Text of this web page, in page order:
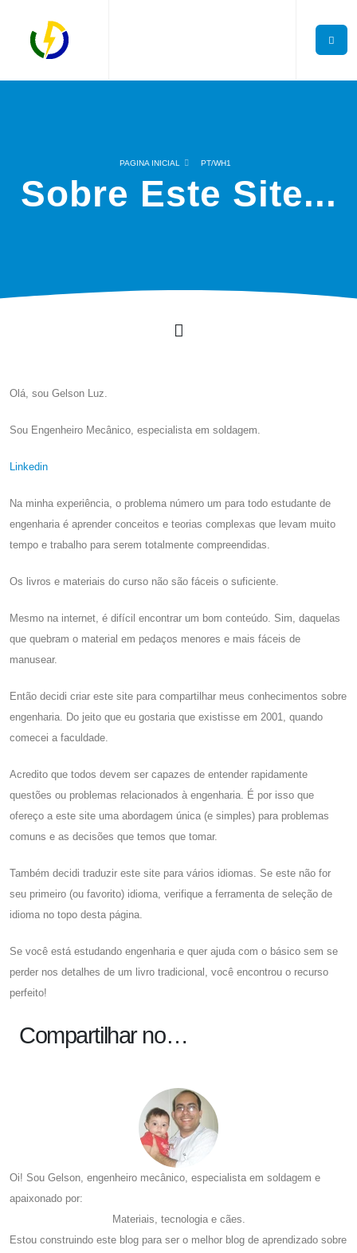
PAGINA INICIAL PT/WH1
Sobre Este Site...
Olá, sou Gelson Luz.
Sou Engenheiro Mecânico, especialista em soldagem.
Linkedin
Na minha experiência, o problema número um para todo estudante de
engenharia é aprender conceitos e teorias complexas que levam muito
tempo e trabalho para serem totalmente compreendidas.
Os livros e materiais do curso não são fáceis o suficiente.
Mesmo na internet, é difícil encontrar um bom conteúdo. Sim, daquelas
que quebram o material em pedaços menores e mais fáceis de
manusear.
Então decidi criar este site para compartilhar meus conhecimentos sobre
engenharia. Do jeito que eu gostaria que existisse em 2001, quando
comecei a faculdade.
Acredito que todos devem ser capazes de entender rapidamente
questões ou problemas relacionados à engenharia. É por isso que
ofereço a este site uma abordagem única (e simples) para problemas
comuns e as decisões que temos que tomar.
Também decidi traduzir este site para vários idiomas. Se este não for
seu primeiro (ou favorito) idioma, verifique a ferramenta de seleção de
idioma no topo desta página.
Se você está estudando engenharia e quer ajuda com o básico sem se
perder nos detalhes de um livro tradicional, você encontrou o recurso
perfeito!
Compartilhar no…
Oi! Sou Gelson, engenheiro mecânico, especialista em soldagem e
apaixonado por:
Materiais, tecnologia e cães.
Estou construindo este blog para ser o melhor blog de aprendizado sobre